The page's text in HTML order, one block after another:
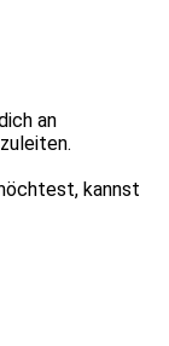
an
kannst